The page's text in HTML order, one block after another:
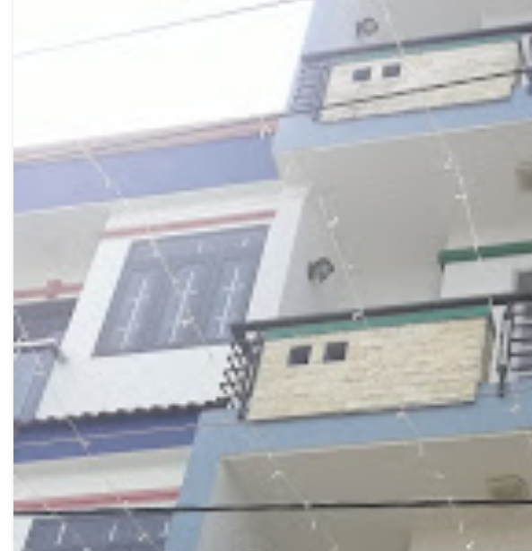
Nhà Bán Quận 12
Tin tức, tư vấn
Tiện ích
Liên hệ